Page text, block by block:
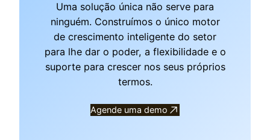
Uma solução única não serve para
ninguém. Construímos o único motor
de crescimento inteligente do setor
para lhe dar o poder, a flexibilidade e o
suporte para crescer nos seus próprios
termos.
Agende uma demo